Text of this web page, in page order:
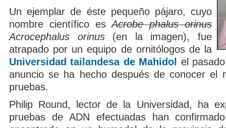
Un ejemplar de éste pequeño pájaro, cuyo
nombre científico esAcrobe phalus orinus
Acrocephalus orinus(en la imagen), fue
atrapado por un equipo de ornitólogos de la
Universidad tailandesa de Mahidol
el
anuncio se ha hecho después de conocer el
pruebas.
Philip Round, lector de la Universidad, ha
pruebas de ADN efectuadas han